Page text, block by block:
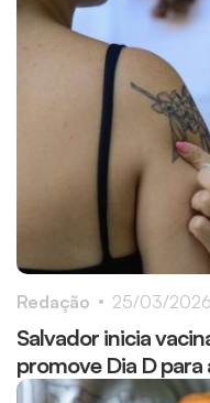
Salvador inicia
promove Dia D
Redação 25/03/2026